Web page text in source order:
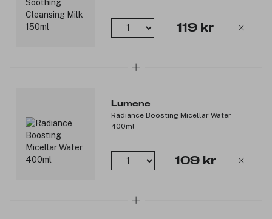
119 kr
Lumene
Radiance Boosting Micellar Water
400ml
109 kr